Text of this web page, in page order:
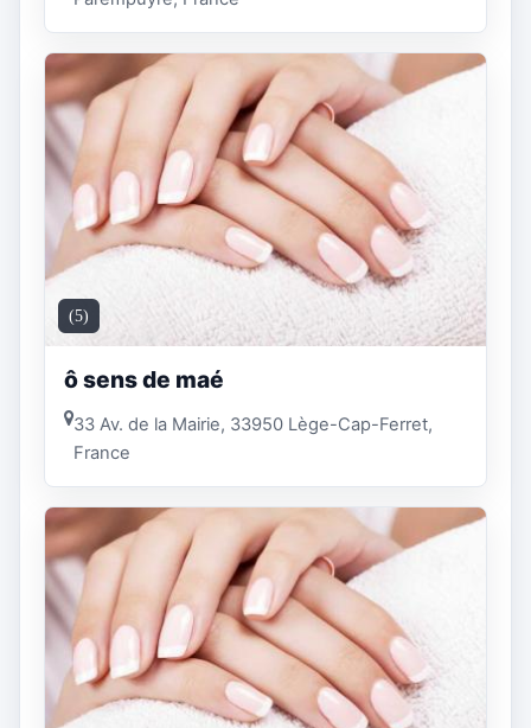
(5)
ô sens de maé
33 Av. de la Mairie, 33950 Lège-Cap-Ferret,
France